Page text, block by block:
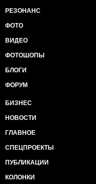
РЕЗОНАНС
ФОТО
ВИДЕО
ФОТОШОПЫ
БЛОГИ
ФОРУМ
БИЗНЕС
НОВОСТИ
ГЛАВНОЕ
СПЕЦПРОЕКТЫ
ПУБЛИКАЦИИ
КОЛОНКИ